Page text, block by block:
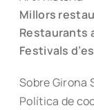
Millors
Restaurants
Festivals
Sobre Girona
Política de